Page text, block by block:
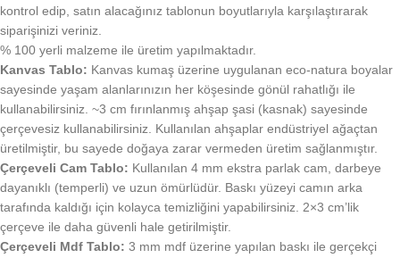
kontrol edip, satın alacağınız tablonun boyutlarıyla karşılaştırarak
siparişinizi veriniz.
% 100 yerli malzeme ile üretim yapılmaktadır.
Kanvas Tablo: Kanvas kumaş üzerine uygulanan eco-natura boyalar
sayesinde yaşam alanlarınızın her köşesinde gönül rahatlığı ile
kullanabilirsiniz. ~3 cm fırınlanmış ahşap şasi (kasnak) sayesinde
çerçevesiz kullanabilirsiniz. Kullanılan ahşaplar endüstriyel ağaçtan
üretilmiştir, bu sayede doğaya zarar vermeden üretim sağlanmıştır.
Çerçeveli Cam Tablo: Kullanılan 4 mm ekstra parlak cam, darbeye
dayanıklı (temperli) ve uzun ömürlüdür. Baskı yüzeyi camın arka
tarafında kaldığı için kolayca temizliğini yapabilirsiniz. 2×3 cm’lik
çerçeve ile daha güvenli hale getirilmiştir.
Çerçeveli Mdf Tablo: 3 mm mdf üzerine yapılan baskı ile gerçekçi